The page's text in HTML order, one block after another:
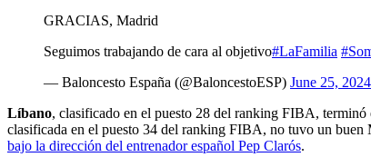
GRACIAS, Madrid
Seguimos trabajando de cara al objetivo#LaFamilia
— Baloncesto España (@BaloncestoESP) June 25, 2024
Líbano, clasificado en el puesto 28 del ranking FIBA,
clasificada en el puesto 34 del ranking FIBA, no tuvo un
bajo la dirección del entrenador español Pep Clarós.